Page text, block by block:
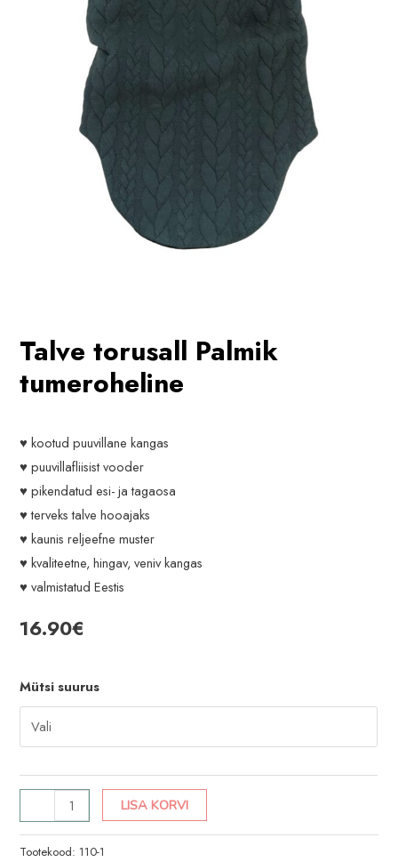
Talve torusall Palmik
tumeroheline
♥ kootud puuvillane kangas
♥ puuvillafliisist vooder
♥ pikendatud esi- ja tagaosa
♥ terveks talve hooajaks
♥ kaunis reljeefne muster
♥ kvaliteetne, hingav, veniv kangas
♥ valmistatud Eestis
16.90€
Mütsi suurus
torusall
Palmik
LISA KORVI
Tootekood: 110-1